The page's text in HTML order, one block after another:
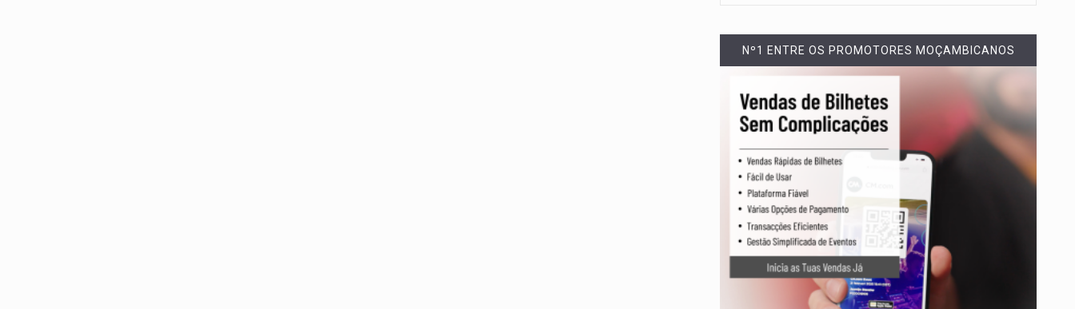
Nº1 ENTRE OS PROMOTORES MOÇAMBICANOS